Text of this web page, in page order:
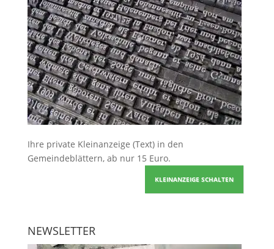
Ihre private Kleinanzeige (Text) in den
Gemeindeblättern, ab nur 15 Euro.
KLEINANZEIGE SCHALTEN
NEWSLETTER